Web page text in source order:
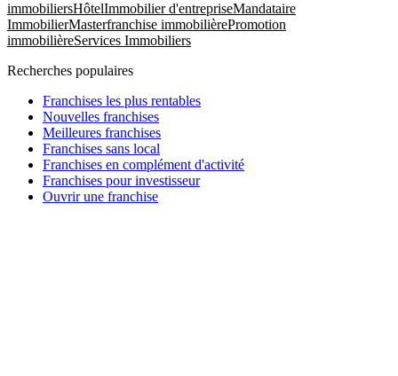
immobiliersHôtelImmobilier d'entrepriseMandataire
ImmobilierMasterfranchise immobilièrePromotion
immobilièreServices Immobiliers
Recherches populaires
Franchises les plus rentables
Nouvelles franchises
Meilleures franchises
Franchises sans local
Franchises en complément d'activité
Franchises pour investisseur
Ouvrir une franchise